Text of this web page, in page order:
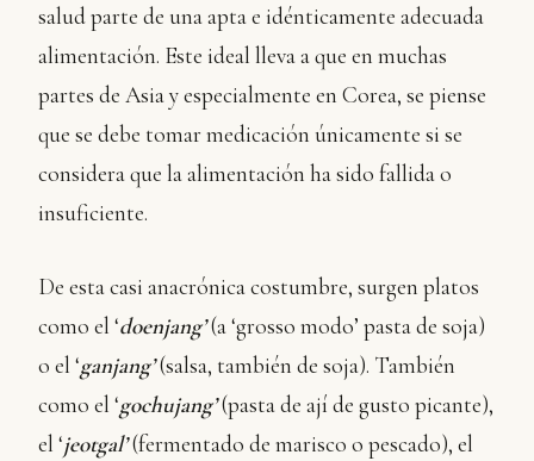
salud parte de una apta e idénticamente adecuada
alimentación. Este ideal lleva a que en muchas
partes de Asia y especialmente en Corea, se piense
que se debe tomar medicación únicamente si se
considera que la alimentación ha sido fallida o
insuficiente.
De esta casi anacrónica costumbre, surgen platos
como el ‘doenjang’(a ‘grosso modo’ pasta de soja)
o el ‘ganjang’(salsa, también de soja). También
como el ‘gochujang’(pasta de ají de gusto picante),
el ‘jeotgal’(fermentado de marisco o pescado), el